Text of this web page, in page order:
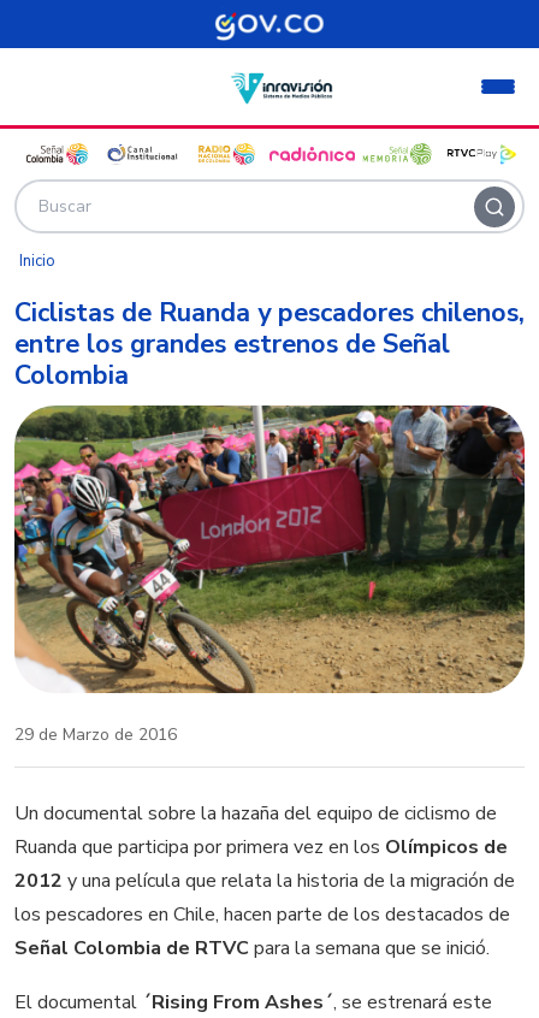
Pasar al contenido principal
Inicio
Ciclistas de Ruanda y pescadores chilenos,
entre los grandes estrenos de Señal
Colombia
29 de Marzo de 2016
Un documental sobre la hazaña del equipo de ciclismo de
Ruanda que participa por primera vez en los Olímpicos de
2012 y una película que relata la historia de la migración de
los pescadores en Chile, hacen parte de los destacados de
Señal Colombia de RTVC para la semana que se inició.
El documental ´Rising From Ashes´, se estrenará este